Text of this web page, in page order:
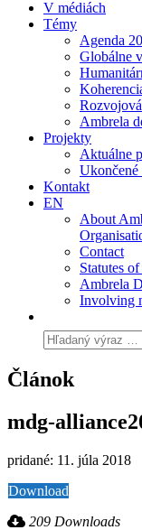
V médiách
Témy
Agenda
Globálne
Ambrela
Projekty
Aktuálne
Kontakt
EN
About
Contact
Statutes
Ambrela
Involving
Článok
mdg-
pridané: 11. júla 2018
Download
209 Downloads